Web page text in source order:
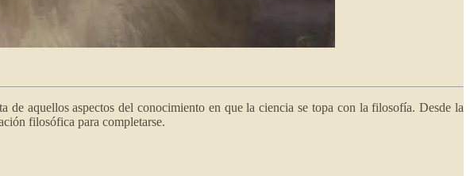
aquellos aspectos del conocimiento en que la ciencia se topa con la filosofía. Desde la
filosófica para completarse.